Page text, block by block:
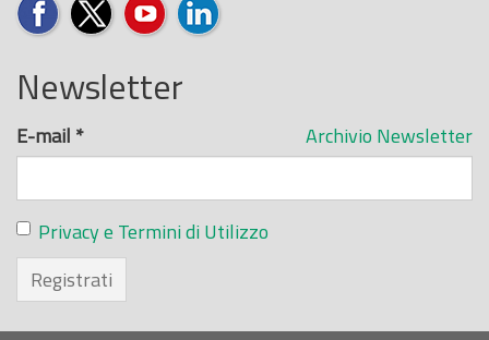
Newsletter
Archivio Newsletter
E-mail *
Privacy e Termini di Utilizzo
Registrati